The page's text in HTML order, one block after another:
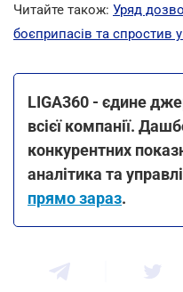
Читайте також: Уряд
боєприпасів та спростив
LIGA360 - єдине
всієї компанії.
конкурентних
аналітика та
прямо зараз.